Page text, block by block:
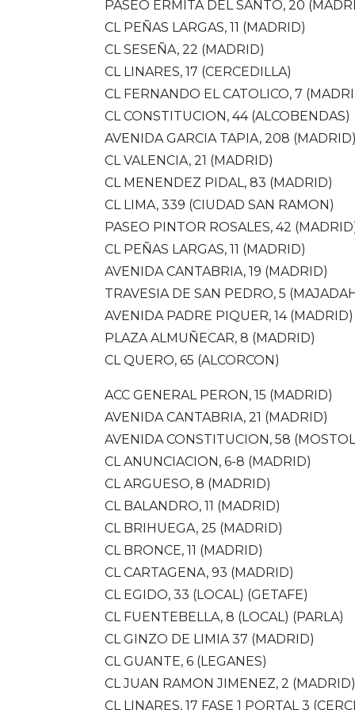
PASEO ERMITA DEL SANTO, 20
CL PEÑAS LARGAS, 11 (MADRID)
CL SESEÑA, 22 (MADRID)
CL LINARES, 17 (CERCEDILLA)
CL FERNANDO EL CATOLICO, 7
CL CONSTITUCION, 44 (ALCOBENDAS)
AVENIDA GARCIA TAPIA, 208 (MADRID)
CL VALENCIA, 21 (MADRID)
CL MENENDEZ PIDAL, 83 (MADRID)
CL LIMA, 339 (CIUDAD SAN RAMON)
PASEO PINTOR ROSALES, 42
CL PEÑAS LARGAS, 11 (MADRID)
AVENIDA CANTABRIA, 19 (MADRID)
TRAVESIA DE SAN PEDRO, 5
AVENIDA PADRE PIQUER, 14 (MADRID)
PLAZA ALMUÑECAR, 8 (MADRID)
CL QUERO, 65 (ALCORCON)
ACC GENERAL PERON, 15 (MADRID)
AVENIDA CANTABRIA, 21 (MADRID)
AVENIDA CONSTITUCION, 58
CL ANUNCIACION, 6-8 (MADRID)
CL ARGUESO, 8 (MADRID)
CL BALANDRO, 11 (MADRID)
CL BRIHUEGA, 25 (MADRID)
CL BRONCE, 11 (MADRID)
CL CARTAGENA, 93 (MADRID)
CL EGIDO, 33 (LOCAL) (GETAFE)
CL FUENTEBELLA, 8 (LOCAL) (PARLA)
CL GINZO DE LIMIA 37 (MADRID)
CL GUANTE, 6 (LEGANES)
CL JUAN RAMON JIMENEZ, 2 (MADRID)
CL LINARES, 17 FASE 1 PORTAL 3